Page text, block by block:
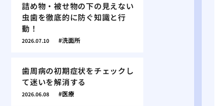
詰め物・被せ物の下の見えない
虫歯を徹底的に防ぐ知識と行
動！
2026.07.10 洗面所
歯周病の初期症状をチェックし
て迷いを解消する
2026.06.08 医療